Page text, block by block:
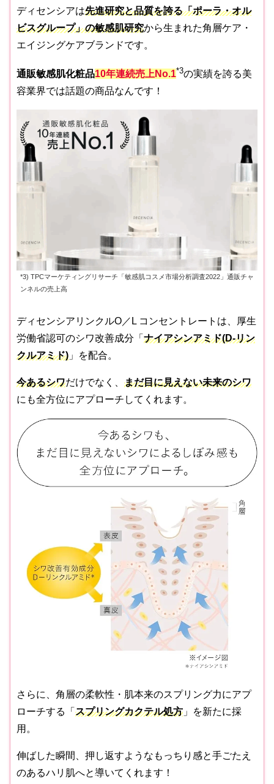
ディセンシアは先進研究と品質を誇る「ポーラ・オル
ビスグループ」の敏感肌研究から生まれた角層ケア・
エイジングケアブランドです。
通販敏感肌化粧品10年連続売上No.1*3の実績を誇る美
容業界では話題の商品なんです！
*3) TPCマーケティングリサーチ「敏感肌コスメ市場分析調査2022」通販チャ
ンネルの売上高
ディセンシアリンクルO／L コンセントレートは、厚生
労働省認可のシワ改善成分「 ナイアシンアミド(D-リン
クルアミド) 」を配合。
今あるシワだけでなく、 まだ目に見えない未来のシワ
にも全方位にアプローチしてくれます。
さらに、角層の柔軟性・肌本来のスプリング力にアプ
ローチする「 スプリングカクテル処方 」を新たに採
用。
伸ばした瞬間、押し返すようなもっちり感と手ごたえ
のあるハリ肌へと導いてくれます！